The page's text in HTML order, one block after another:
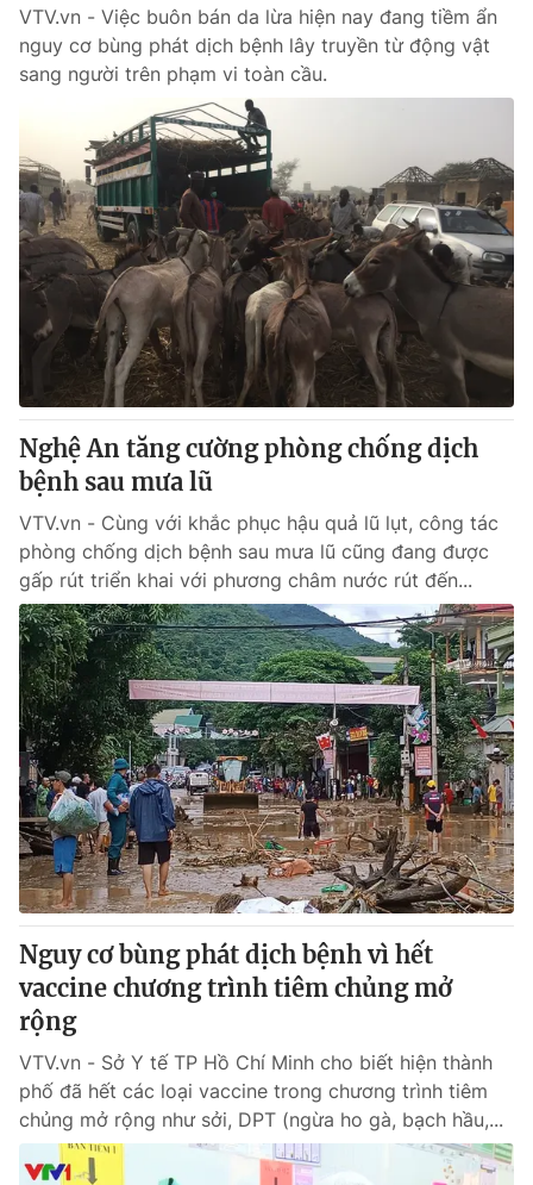
VTV.vn - Việc buôn bán da lừa hiện nay đang tiềm ẩn
nguy cơ bùng phát dịch bệnh lây truyền từ động vật
sang người trên phạm vi toàn cầu.
Nghệ An tăng cường phòng chống dịch
bệnh sau mưa lũ
VTV.vn - Cùng với khắc phục hậu quả lũ lụt, công tác
phòng chống dịch bệnh sau mưa lũ cũng đang được
gấp rút triển khai với phương châm nước rút đến...
Nguy cơ bùng phát dịch bệnh vì hết
vaccine chương trình tiêm chủng mở
rộng
VTV.vn - Sở Y tế TP Hồ Chí Minh cho biết hiện thành
phố đã hết các loại vaccine trong chương trình tiêm
chủng mở rộng như sởi, DPT (ngừa ho gà, bạch hầu,...